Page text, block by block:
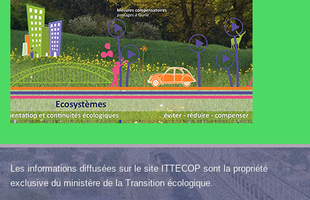
Les informations diffusées sur le site ITTECOP sont la propriété
exclusive du ministère de la Transition écologique.